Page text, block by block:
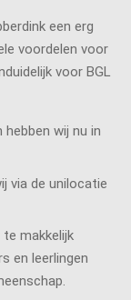
een erg
voordelen voor
voor BGL
wij nu in
via de unilocatie
makkelijk
en leerlingen